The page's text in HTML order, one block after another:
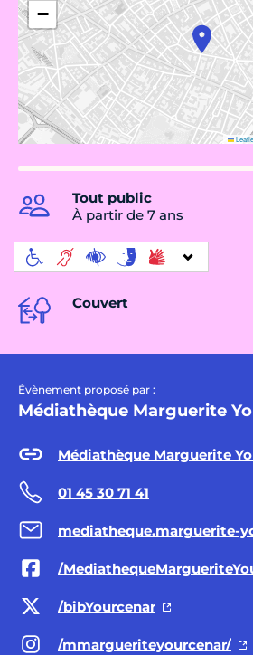
−
Tout public
À partir de 7 ans
Couvert
Évènement proposé par :
Médiathèque Marguerite
Médiathèque Marguerite
01 45 30 71 41
mediatheque.marguerite-
/
/bibYourcenar
/mmargueriteyourcenar/